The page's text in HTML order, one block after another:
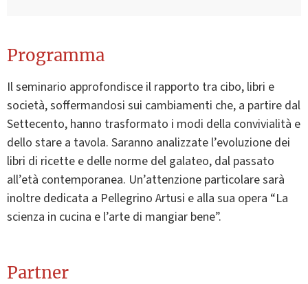
Programma
Il seminario approfondisce il rapporto tra cibo, libri e
società, soffermandosi sui cambiamenti che, a partire dal
Settecento, hanno trasformato i modi della convivialità e
dello stare a tavola. Saranno analizzate l’evoluzione dei
libri di ricette e delle norme del galateo, dal passato
all’età contemporanea. Un’attenzione particolare sarà
inoltre dedicata a Pellegrino Artusi e alla sua opera “La
scienza in cucina e l’arte di mangiar bene”.
Partner